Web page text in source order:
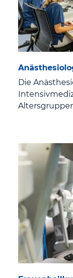
Tagesklinik für
Psychosomatik/
Medizin und
Urologie und
Radiologie
Zentren &
Chest Pain Unit
Elternschule
Die